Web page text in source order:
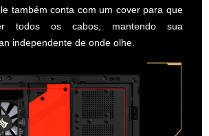
também conta com um cover para que
todos os cabos, mantendo sua
independente de onde olhe.